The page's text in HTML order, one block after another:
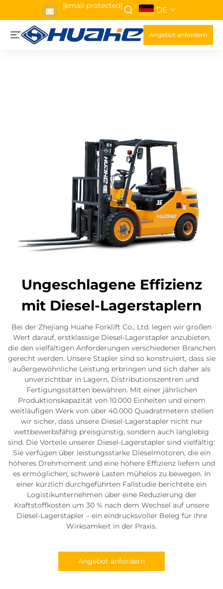
[email protected] DE
Angebot anfordern
Ungeschlagene Effizienz
mit Diesel-Lagerstaplern
Bei der Zhejiang Huahe Forklift Co., Ltd. legen wir großen
Wert darauf, erstklassige Diesel-Lagerstapler anzubieten,
die den vielfältigen Anforderungen verschiedener Branchen
gerecht werden. Unsere Stapler sind so konstruiert, dass sie
außergewöhnliche Leistung erbringen und sich daher als
unverzichtbar in Lagern, Distributionszentren und
Fertigungsstätten bewähren. Mit einer jährlichen
Produktionskapazität von 10.000 Einheiten und einem
weitläufigen Werk von über 40.000 Quadratmetern stellen
wir sicher, dass unsere Diesel-Lagerstapler nicht nur
wettbewerbsfähig preisgünstig, sondern auch langlebig
sind. Die Vorteile unserer Diesel-Lagerstapler sind vielfältig:
Sie verfügen über leistungsstarke Dieselmotoren, die ein
höheres Drehmoment und eine höhere Effizienz liefern und
es ermöglichen, schwere Lasten mühelos zu bewegen. In
einer kürzlich durchgeführten Fallstudie berichtete ein
Logistikunternehmen über eine Reduzierung der
Kraftstoffkosten um 30 % nach dem Wechsel auf unsere
Diesel-Lagerstapler – ein eindrucksvoller Beleg für ihre
Wirksamkeit in der Praxis.
Angebot anfordern